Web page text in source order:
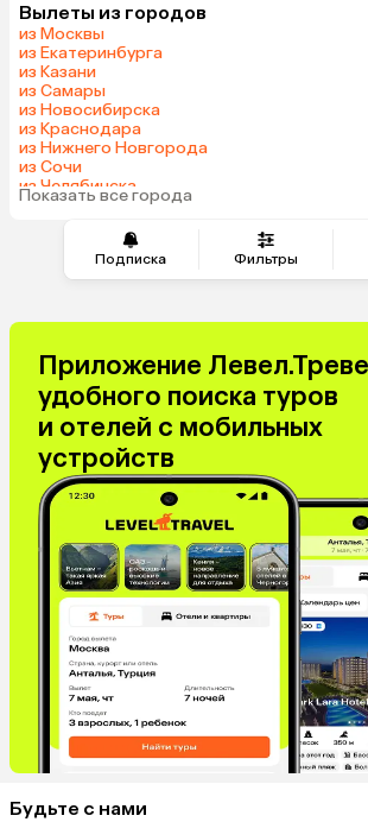
Подписка Фильтры
Грузия
Армения
Казахстан
Узбекистан
Сербия
Катар
Иордания
Саудовская Аравия
Венгрия
Болгария
Вылеты из городов
из Москвы
из Екатеринбурга
из Казани
из Самары
из Новосибирска
из Краснодара
из Нижнего Новгорода
из Сочи
из Челябинска
из Тюмени
Показать все города
Приложение
удобного поиска туров
и отелей с мобильных
устройств
Будьте с нами